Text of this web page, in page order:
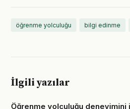
öğrenme yolculuğu bilgi edinme
İlgili yazılar
Öğrenme yolculuğu